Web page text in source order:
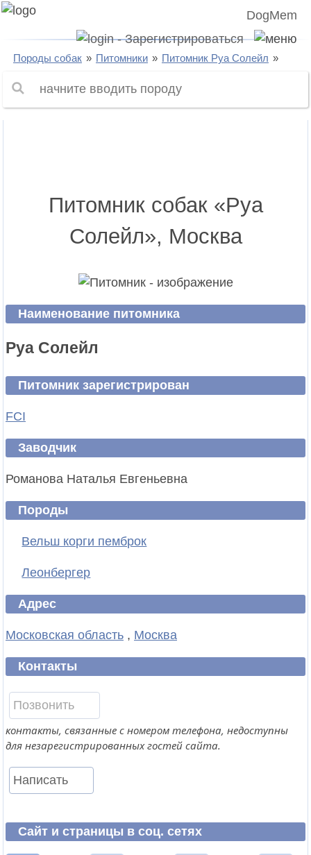
DogMem
Породы собак Питомники Питомник Руа Солейл
Питомник собак «Руа
Солейл», Москва
Наименование питомника
Руа Солейл
Питомник зарегистрирован
FCI
Заводчик
Романова Наталья Евгеньевна
Породы
Вельш корги пемброк
Леонбергер
Адрес
Московская область , Москва
Контакты
Позвонить
контакты, связанные с номером телефона, недоступны
для незарегистрированных гостей сайта.
Написать
Сайт и страницы в соц. сетях